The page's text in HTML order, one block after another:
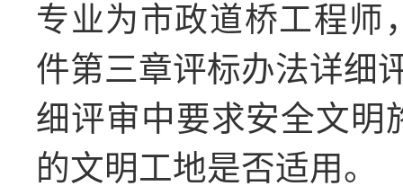
专业为市政道桥工程师
件第三章评标办法详细
细评审中要求安全文明
的文明工地是否适用。